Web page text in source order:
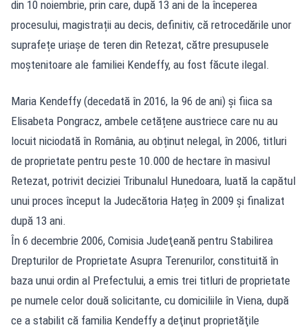
din 10 noiembrie, prin care, după 13 ani de la începerea
procesului, magistrații au decis, definitiv, că retrocedările unor
suprafețe uriașe de teren din Retezat, către presupusele
moștenitoare ale familiei Kendeffy, au fost făcute ilegal.
Maria Kendeffy (decedată în 2016, la 96 de ani) și fiica sa
Elisabeta Pongracz, ambele cetățene austriece care nu au
locuit niciodată în România, au obținut nelegal, în 2006, titluri
de proprietate pentru peste 10.000 de hectare în masivul
Retezat, potrivit deciziei Tribunalul Hunedoara, luată la capătul
unui proces început la Judecătoria Hațeg în 2009 și finalizat
după 13 ani.
În 6 decembrie 2006, Comisia Judeţeană pentru Stabilirea
Drepturilor de Proprietate Asupra Terenurilor, constituită în
baza unui ordin al Prefectului, a emis trei titluri de proprietate
pe numele celor două solicitante, cu domiciliile în Viena, după
ce a stabilit că familia Kendeffy a deţinut proprietăţile